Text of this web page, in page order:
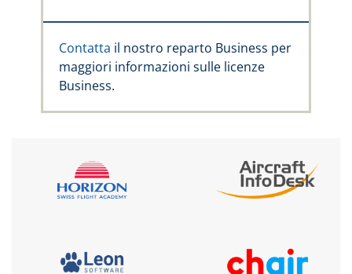
Contatta il nostro reparto Business per
maggiori informazioni sulle licenze
Business.